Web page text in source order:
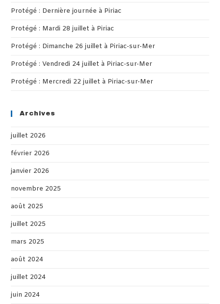
Protégé : Dernière journée à Piriac
Protégé : Mardi 28 juillet à Piriac
Protégé : Dimanche 26 juillet à Piriac-sur-Mer
Protégé : Vendredi 24 juillet à Piriac-sur-Mer
Protégé : Mercredi 22 juillet à Piriac-sur-Mer
Archives
juillet 2026
février 2026
janvier 2026
novembre 2025
août 2025
juillet 2025
mars 2025
août 2024
juillet 2024
juin 2024